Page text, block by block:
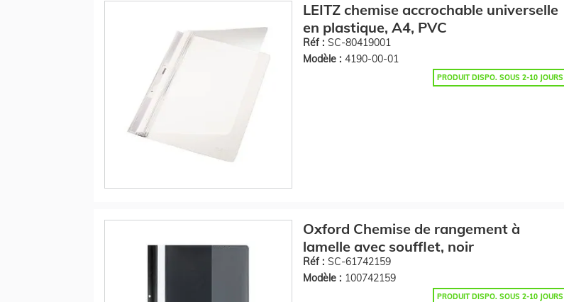
LEITZ chemise accrochable universelle
en plastique, A4, PVC
Réf : SC-80419001
Modèle : 4190-00-01
PRODUIT DISPO. SOUS 2-10 JOURS
Oxford Chemise de rangement à
lamelle avec soufflet, noir
Réf : SC-61742159
Modèle : 100742159
PRODUIT DISPO. SOUS 2-10 JOURS